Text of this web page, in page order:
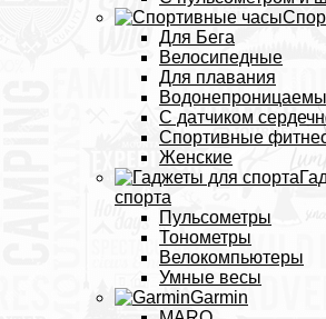
Для Бега
Велосипедные
Для плавания
С датчиком
Спортивные
Женские
спорта
Пульсометры
Тонометры
Велокомпьютеры
Умные весы
Garmin